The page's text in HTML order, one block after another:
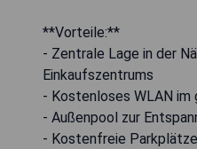
**Vorteile:**
- Zentrale Lage in der
Einkaufszentrums
- Kostenloses WLAN im
- Außenpool zur
- Kostenfreie